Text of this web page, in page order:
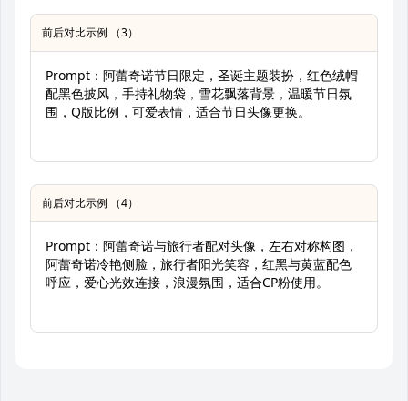
前后对比示例 （3）
Prompt：阿蕾奇诺节日限定，圣诞主题装扮，红色绒帽
配黑色披风，手持礼物袋，雪花飘落背景，温暖节日氛
围，Q版比例，可爱表情，适合节日头像更换。
前后对比示例 （4）
Prompt：阿蕾奇诺与旅行者配对头像，左右对称构图，
阿蕾奇诺冷艳侧脸，旅行者阳光笑容，红黑与黄蓝配色
呼应，爱心光效连接，浪漫氛围，适合CP粉使用。